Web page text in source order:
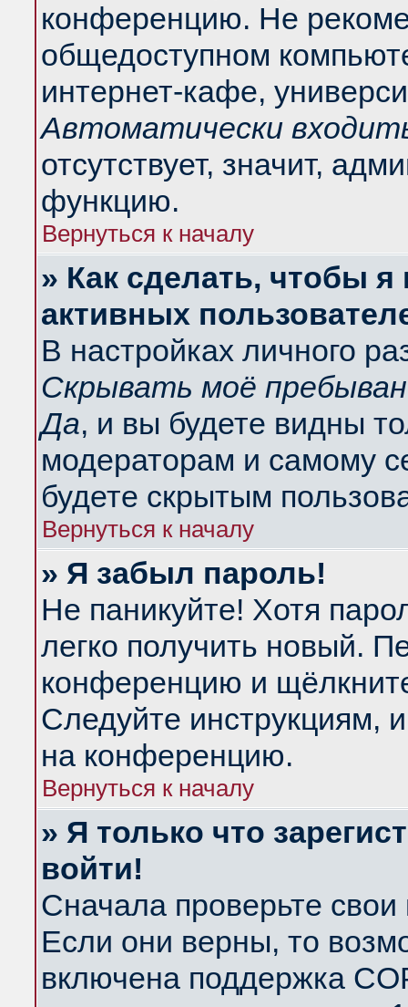
конференцию. Не
общедоступном
интернет-кафе,
Автоматически
отсутствует, значит,
функцию.
Вернуться к началу
» Как сделать, чтобы
активных
В настройках личного
Скрывать моё
Да, и вы будете видны
модераторам и самому
будете скрытым
Вернуться к началу
» Я забыл пароль!
Не паникуйте! Хотя
легко получить новый.
конференцию и
Следуйте инструкциям,
на конференцию.
Вернуться к началу
» Я только что
войти!
Сначала проверьте
Если они верны, то
включена поддержка